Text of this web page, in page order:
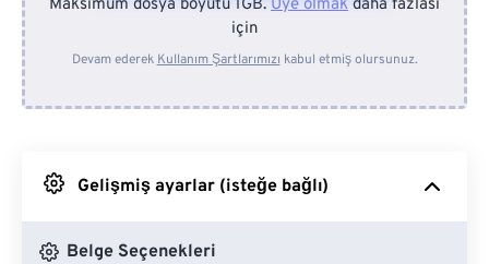
Cihazdan
Google Drive'dan
OneDrive'dan
Maksimum dosya boyutu 1GB. Üye olmak daha fazlası
için
Devam ederek Kullanım Şartlarımızı kabul etmiş olursunuz.
Gelişmiş ayarlar (isteğe bağlı)
Belge Seçenekleri